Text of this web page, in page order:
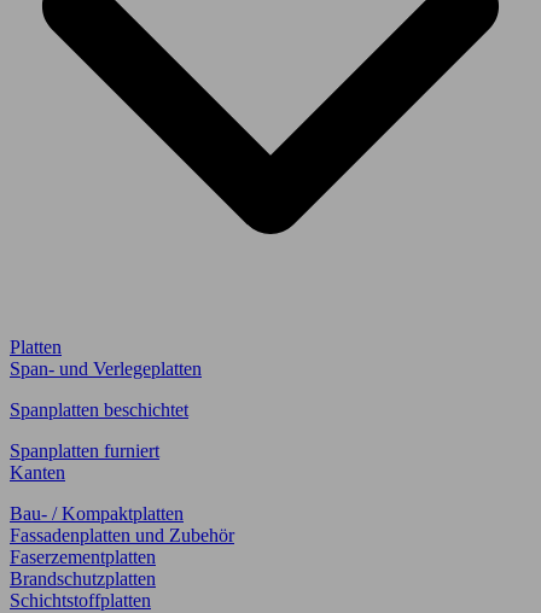
Platten
Span- und Verlegeplatten
Spanplatten beschichtet
Spanplatten furniert
Kanten
Bau- / Kompaktplatten
Fassadenplatten und Zubehör
Faserzementplatten
Brandschutzplatten
Schichtstoffplatten